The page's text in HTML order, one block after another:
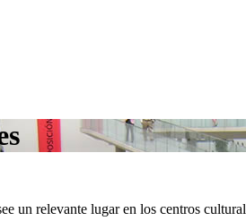
un relevante lugar en los centros